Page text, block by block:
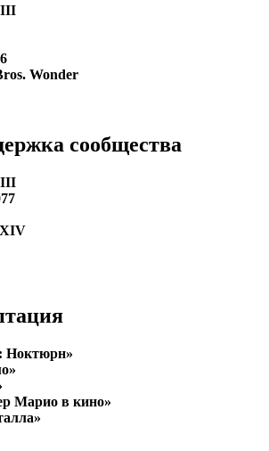
III
Wonder
сообщества
III
XIV
Ноктюрн»
Марио в кино»